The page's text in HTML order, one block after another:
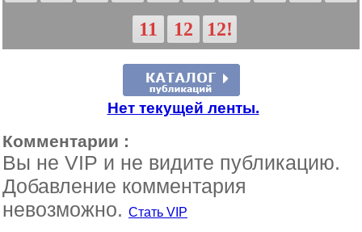
11
12 12!
Нет текущей ленты.
Комментарии :
Вы не VIP и не видите публикацию.
Добавление комментария
невозможно. Стать VIP